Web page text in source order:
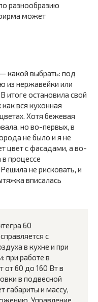
разнообразию
может
какой выбрать: под
из нержавейки или
итоге остановила свой
вся кухонная
Хотя бежевая
но во-первых, в
не было и я не
цвет с фасадами, а во-
процессе
не рисковать, и
вписалась
60
с
в кухне и при
при работе в
от 60 до 160 Вт в
в подвесной
габариты и массу,
Управление